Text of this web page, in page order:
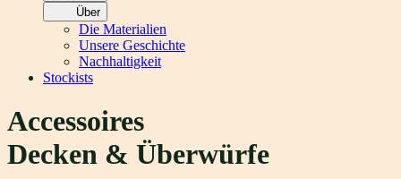
Über
Die Materialien
Unsere Geschichte
Nachhaltigkeit
Stockists
Accessoires
Decken & Überwürfe